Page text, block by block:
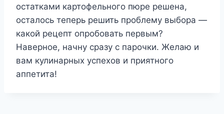
остатками картофельного пюре решена,
осталось теперь решить проблему выбора —
какой рецепт опробовать первым?
Наверное, начну сразу с парочки. Желаю и
вам кулинарных успехов и приятного
аппетита!